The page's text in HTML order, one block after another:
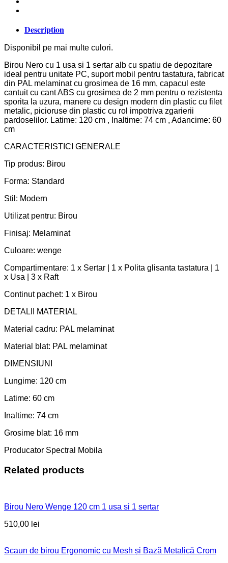
Description
Disponibil pe mai multe culori.
Birou Nero cu 1 usa si 1 sertar alb cu spatiu de depozitare
ideal pentru unitate PC, suport mobil pentru tastatura, fabricat
din PAL melaminat cu grosimea de 16 mm, capacul este
cantuit cu cant ABS cu grosimea de 2 mm pentru o rezistenta
sporita la uzura, manere cu design modern din plastic cu filet
metalic, picioruse din plastic cu rol impotriva zgarierii
pardoselilor. Latime: 120 cm , Inaltime: 74 cm , Adancime: 60
cm
CARACTERISTICI GENERALE
Tip produs: Birou
Forma: Standard
Stil: Modern
Utilizat pentru: Birou
Finisaj: Melaminat
Culoare: wenge
Compartimentare: 1 x Sertar | 1 x Polita glisanta tastatura | 1
x Usa | 3 x Raft
Continut pachet: 1 x Birou
DETALII MATERIAL
Material cadru: PAL melaminat
Material blat: PAL melaminat
DIMENSIUNI
Lungime: 120 cm
Latime: 60 cm
Inaltime: 74 cm
Grosime blat: 16 mm
Producator Spectral Mobila
Related products
Birou Nero Wenge 120 cm 1 usa si 1 sertar
510,00 lei
Scaun de birou Ergonomic cu Mesh și Bază Metalică Crom